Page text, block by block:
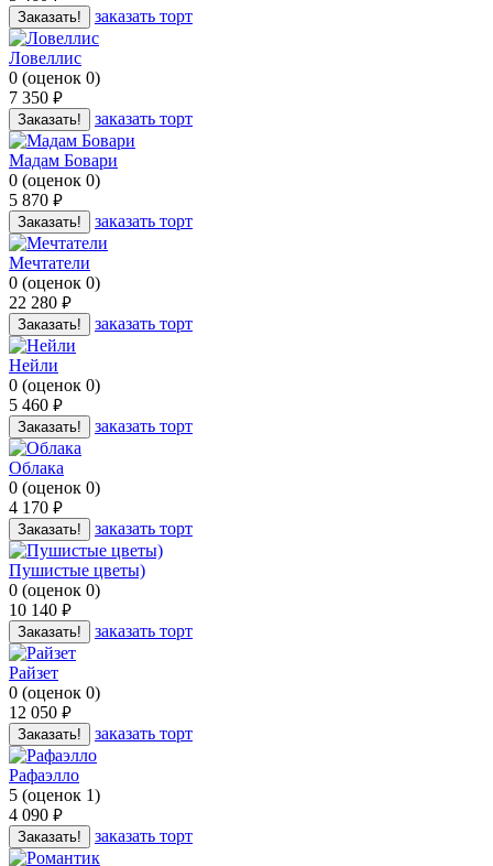
Заказать! заказать торт
Ловеллис
0 (оценок 0)
7 350 руб.
Заказать! заказать торт
Мадам Бовари
0 (оценок 0)
5 870 руб.
Заказать! заказать торт
Мечтатели
0 (оценок 0)
22 280 руб.
Заказать! заказать торт
Нейли
0 (оценок 0)
5 460 руб.
Заказать! заказать торт
Облака
0 (оценок 0)
4 170 руб.
Заказать! заказать торт
Пушистые цветы)
0 (оценок 0)
10 140 руб.
Заказать! заказать торт
Райзет
0 (оценок 0)
12 050 руб.
Заказать! заказать торт
Рафаэлло
5 (оценок 1)
4 090 руб.
Заказать! заказать торт